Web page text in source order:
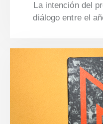
La intención del
diálogo entre el